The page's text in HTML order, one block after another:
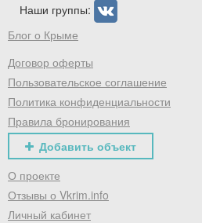
Наши группы:
Блог о Крыме
Договор оферты
Пользовательское соглашение
Политика конфиденциальности
Правила бронирования
Добавить объект
О проекте
Отзывы о Vkrim.info
Личный кабинет